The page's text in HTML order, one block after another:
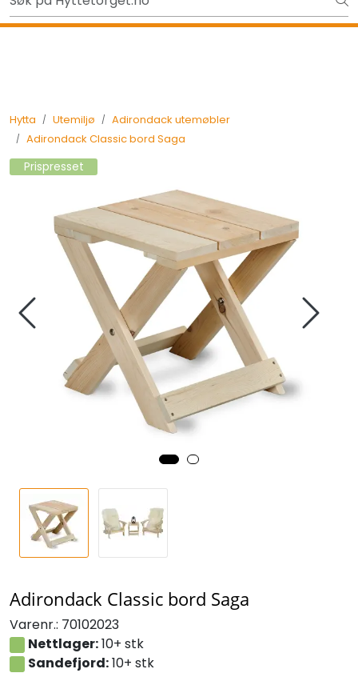
Skip to main contentGavekort - Gaven som ALLTID funker!
Hytta Utemiljø
Adirondack utemøbler
Adirondack Classic bord Saga
Prispresset
Adirondack Classic bord Saga
Varenr.: 70102023
Nettlager:10+ stk
Sandefjord:10+ stk
Tilbake